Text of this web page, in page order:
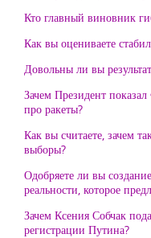
Кто главный виновник
Как вы оцениваете
Довольны ли вы
Зачем Президент
про ракеты?
Как вы считаете, зачем
выборы?
Одобряете ли вы
реальности, которое
Зачем Ксения Собчак
регистрации Путина?